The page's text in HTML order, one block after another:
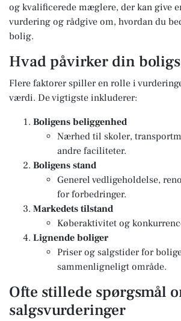
og kvalificerede mæglere, der kan give
vurdering og rådgive om, hvordan du
bolig.
Hvad påvirker din
Flere faktorer spiller en rolle i
værdi. De vigtigste inkluderer:
Boligens beliggenhed
Nærhed til skoler,
andre faciliteter.
Boligens stand
Generel vedligeholdelse,
for forbedringer.
Markedets tilstand
Køberaktivitet og
Lignende boliger
Priser og salgstider for
sammenligneligt område.
Ofte stillede spørgsmål
salgsvurderinger